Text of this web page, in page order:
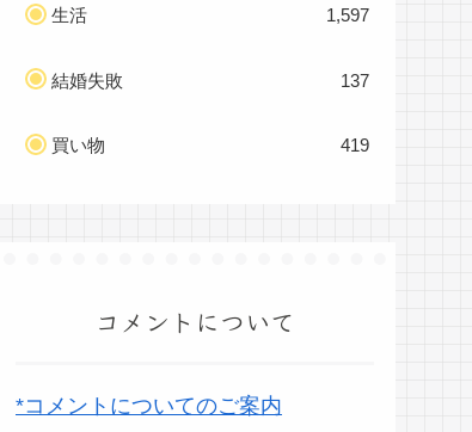
生活 1,597
結婚失敗 137
買い物 419
コメントについて
*コメントについてのご案内